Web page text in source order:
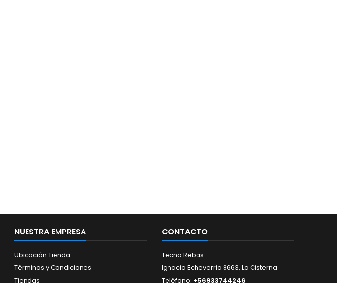
NUESTRA EMPRESA
Ubicación Tienda
Términos y Condiciones
Tiendas
CONTACTO
Tecno Rebas
Ignacio Echeverria 8663, La Cisterna
Teléfono: +56933744246